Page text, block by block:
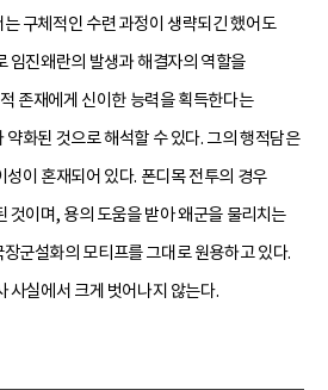
구체적인 수련 과정이 생략되긴 했어도
임진왜란의 발생과 해결자의 역할을
존재에게 신이한 능력을 획득한다는
화된 것으로 해석할 수 있다. 그의 행적담은
이 혼재되어 있다. 폰디목 전투의 경우
것이며, 용의 도움을 받아 왜군을 물리치는
군설화의 모티프를 그대로 원용하고 있다.
사실에서 크게 벗어나지 않는다.